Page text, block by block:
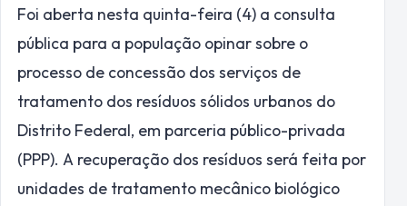
Foi aberta nesta quinta-feira (4) a consulta
pública para a população opinar sobre o
processo de concessão dos serviços de
tratamento dos resíduos sólidos urbanos do
Distrito Federal, em parceria público-privada
(PPP). A recuperação dos resíduos será feita por
unidades de tratamento mecânico biológico